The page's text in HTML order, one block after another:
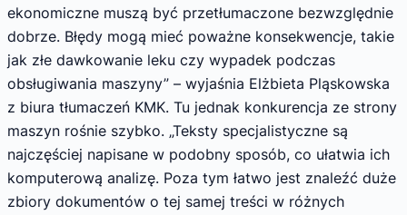
ekonomiczne muszą być przetłumaczone bezwzględnie
dobrze. Błędy mogą mieć poważne konsekwencje, takie
jak złe dawkowanie leku czy wypadek podczas
obsługiwania maszyny” – wyjaśnia Elżbieta Pląskowska
z biura tłumaczeń KMK. Tu jednak konkurencja ze strony
maszyn rośnie szybko. „Teksty specjalistyczne są
najczęściej napisane w podobny sposób, co ułatwia ich
komputerową analizę. Poza tym łatwo jest znaleźć duże
zbiory dokumentów o tej samej treści w różnych